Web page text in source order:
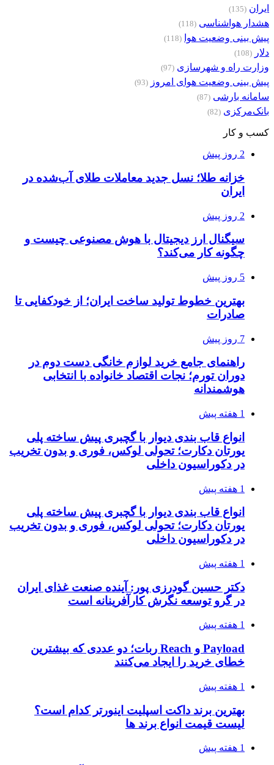
ایران (135)
هشدار هواشناسی (118)
پیش بینی وضعیت هوا (118)
دلار (108)
وزارت راه و شهرسازی (97)
پیش بینی وضعیت هوای امروز (93)
سامانه بارشی (87)
بانک‌مرکزی (82)
کسب و کار
2 روز پیش
خزانه طلا؛ نسل جدید معاملات طلای آب‌شده در
ایران
2 روز پیش
سیگنال ارز دیجیتال با هوش مصنوعی چیست و
چگونه کار می‌کند؟
5 روز پیش
بهترین خطوط تولید ساخت ایران؛ از خودکفایی تا
صادرات
7 روز پیش
راهنمای جامع خرید لوازم خانگی دست دوم در
دوران تورم؛ نجات اقتصاد خانواده با انتخابی
هوشمندانه
1 هفته پیش
انواع قاب بندی دیوار با گچبری پیش ساخته پلی
یورتان دکارت؛ تحولی لوکس، فوری و بدون تخریب
در دکوراسیون داخلی
1 هفته پیش
انواع قاب بندی دیوار با گچبری پیش ساخته پلی
یورتان دکارت؛ تحولی لوکس، فوری و بدون تخریب
در دکوراسیون داخلی
1 هفته پیش
دکتر حسین گودرزی پور: آینده صنعت غذای ایران
در گرو توسعه نگرش کارآفرینانه است
1 هفته پیش
Payload و Reach ربات؛ دو عددی که بیشترین
خطای خرید را ایجاد می‌کنند
1 هفته پیش
بهترین برند داکت اسپلیت اینورتر کدام است؟
لیست قیمت انواع برند ها
1 هفته پیش